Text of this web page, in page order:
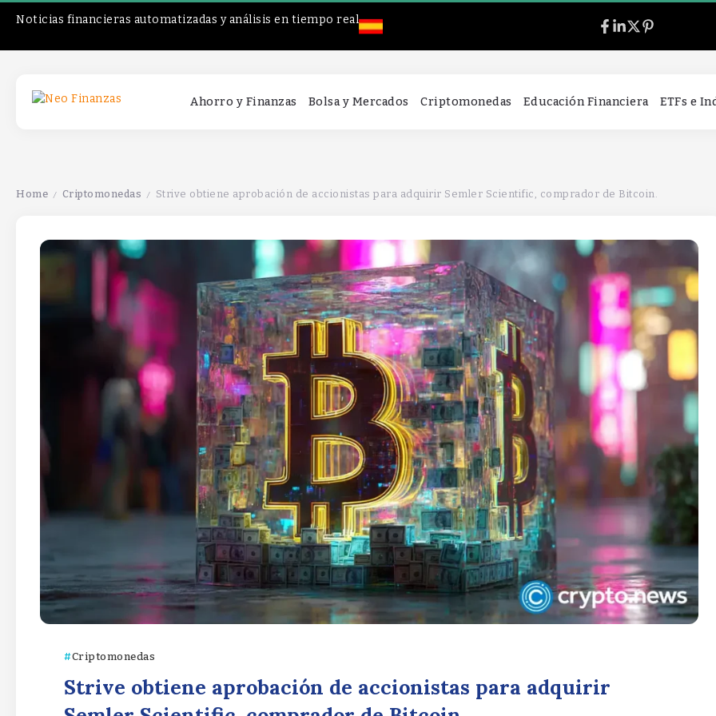
Noticias financieras automatizadas y análisis en tiempo real
Ahorro y Finanzas Bolsa y Mercados Criptomonedas Educación Financiera ETFs e
Home / Criptomonedas / Strive obtiene aprobación de accionistas para adquirir Semler Scientific, comprador de Bitcoin.
Criptomonedas
Strive obtiene aprobación de accionistas para adquirir